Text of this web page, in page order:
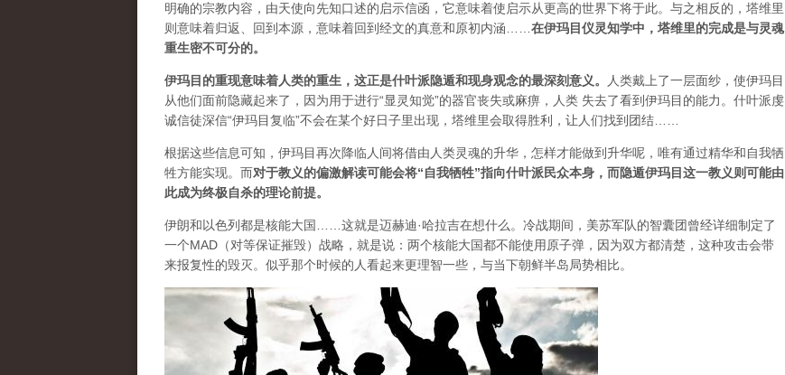
明确的宗教内容，由天使向先知口述的启示信函，它意味着使启示从更高的世界下将于此。与之相反的，塔维里
则意味着归返、回到本源，意味着回到经文的真意和原初内涵…… 在伊玛目仪灵知学中，塔维里的完成是与灵魂
重生密不可分的。
伊玛目的重现意味着人类的重生，这正是什叶派隐遁和现身观念的最深刻意义。
人类戴上了一层面纱，使伊玛目
从他们面前隐藏起来了，因为用于进行“显灵知觉”的器官丧失或麻痹，人类 失去了看到伊玛目的能力。什叶派虔
诚信徒深信“伊玛目复临”不会在某个好日子里出现，塔维里会取得胜利，让人们找到团结……
根据这些信息可知，伊玛目再次降临人间将借由人类灵魂的升华，怎样才能做到升华呢，唯有通过精华和自我牺
牲方能实现。而对于教义的偏激解读可能会将“自我牺牲”指向什叶派民众本身，而隐遁伊玛目这一教义则可能由
此成为终极自杀的理论前提。
伊朗和以色列都是核能大国……这就是迈赫迪·哈拉吉在想什么。冷战期间，美苏军队的智囊团曾经详细制定了
一个MAD（对等保证摧毁）战略，就是说：两个核能大国都不能使用原子弹，因为双方都清楚，这种攻击会带
来报复性的毁灭。似乎那个时候的人看起来更理智一些，与当下朝鲜半岛局势相比。